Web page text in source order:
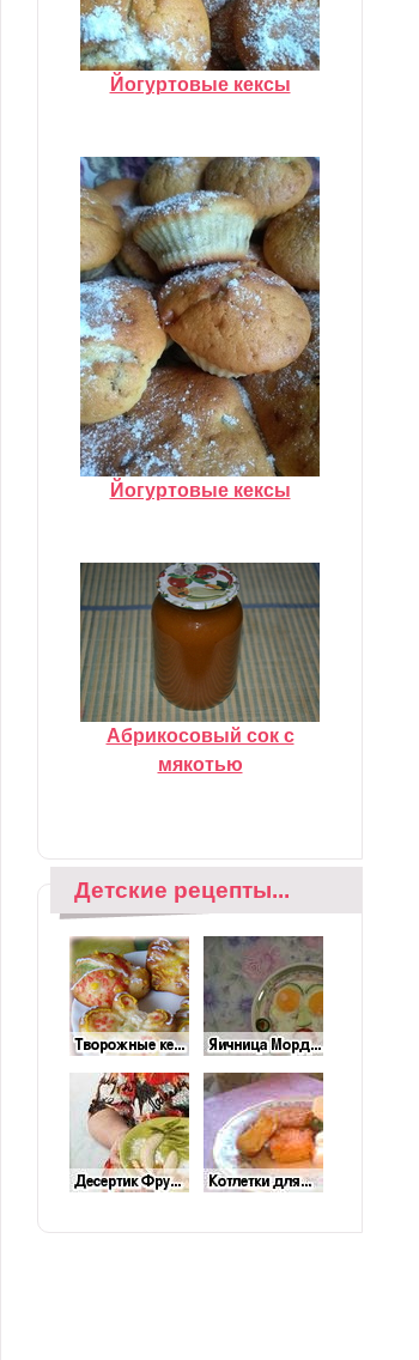
Йогуртовые кексы
Йогуртовые кексы
Абрикосовый сок с
мякотью
Детские рецепты...